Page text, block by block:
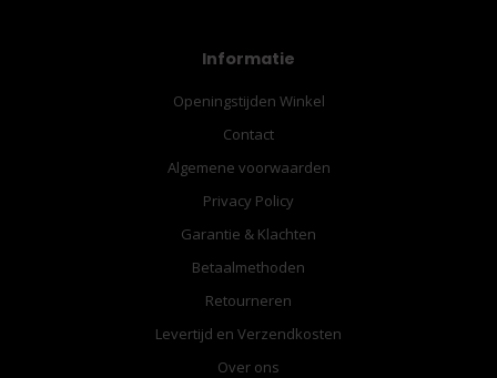
Informatie
Openingstijden Winkel
Contact
Algemene voorwaarden
Privacy Policy
Garantie & Klachten
Betaalmethoden
Retourneren
Levertijd en Verzendkosten
Over ons